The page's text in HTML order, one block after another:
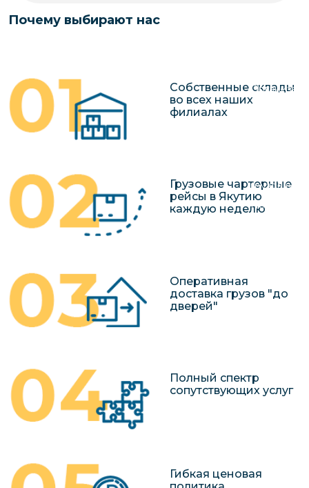
грузов в
Перевозка
Почему выбирают нас
Собственные склады
во всех наших
филиалах
Грузовые чартерные
рейсы в Якутию
каждую неделю
Оперативная
доставка грузов "до
дверей"
Полный спектр
сопутствующих услуг
Гибкая ценовая